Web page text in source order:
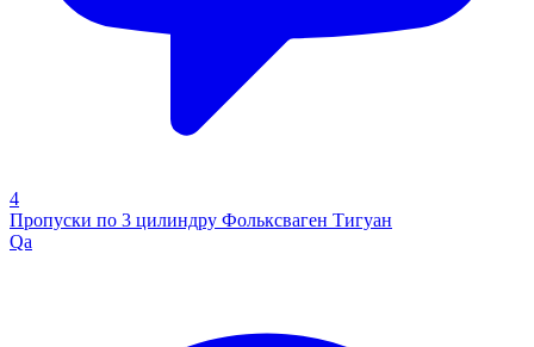
4
Пропуски по 3 цилиндру Фольксваген Тигуан
Qa